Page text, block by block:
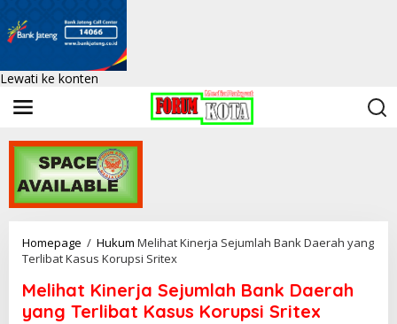
Lewati ke konten
Homepage / Hukum Melihat Kinerja Sejumlah Bank Daerah yang
Terlibat Kasus Korupsi Sritex
Melihat Kinerja Sejumlah Bank Daerah
yang Terlibat Kasus Korupsi Sritex